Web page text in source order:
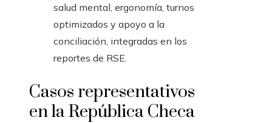
salud mental, ergonomía, turnos
optimizados y apoyo a la
conciliación, integradas en los
reportes de RSE.
Casos representativos
en la República Checa